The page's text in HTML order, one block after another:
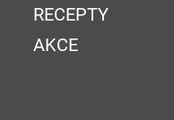
RECEPTY
AKCE